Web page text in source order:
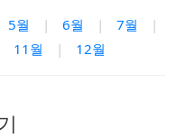
5월 | 6월 | 7월
|
11월 | 12월